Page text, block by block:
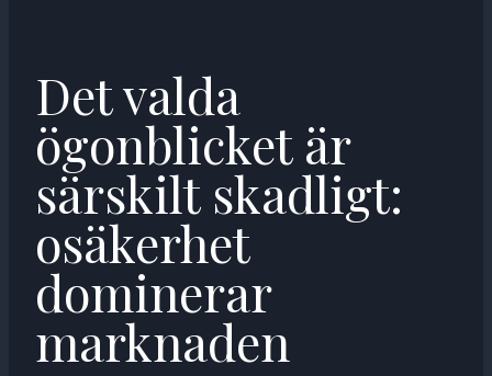
Det valda
ögonblicket är
särskilt skadligt: ​​
osäkerhet
dominerar
marknaden